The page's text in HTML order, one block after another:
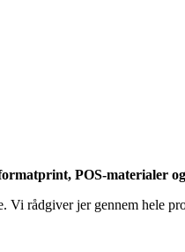
POS-materialer
Vi rådgiver jer gennem hele